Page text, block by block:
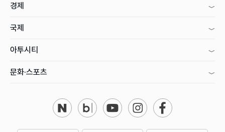
경제
국제
아투시티
문화·스포츠